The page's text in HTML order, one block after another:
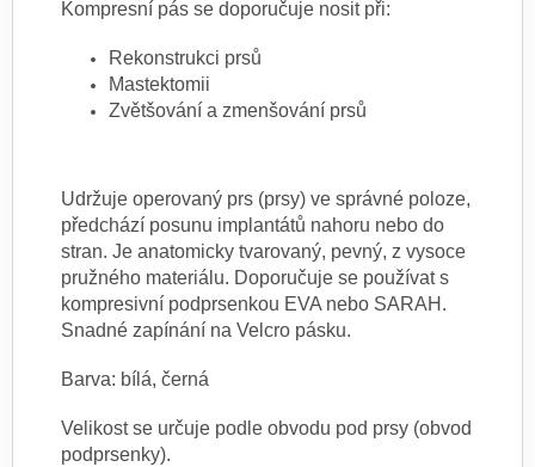
Kompresní pás se doporučuje nosit při:
Rekonstrukci prsů
Mastektomii
Zvětšování a zmenšování prsů
Udržuje operovaný prs (prsy) ve správné poloze,
předchází posunu implantátů nahoru nebo do
stran. Je anatomicky tvarovaný, pevný, z vysoce
pružného materiálu. Doporučuje se používat s
kompresivní podprsenkou EVA nebo SARAH.
Snadné zapínání na Velcro pásku.
Barva: bílá, černá
Velikost se určuje podle obvodu pod prsy (obvod
podprsenky).